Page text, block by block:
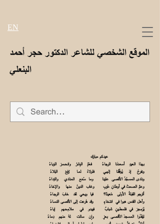
الموقع الشخصي للشاعر الدكتور حجر أحمد
البنعلي
EN
بهذا العيدِ أسعـدَنا الرجاءُ فعَمَّ البِشرُ وانحـسرَ الوَباءُ
ونفرحُ إذ يُوفّقُنا إلهـي فلولاهُ لمـا رُفِعَ البَلاءُ
ونادى المسجُدُ الأقصى علينا وما سُمَع المنادي والنِداءُ
وعمَّ الصمتُ في أوطانِ عُربِ وغاب الدينُ منها والإخاءُ
أترجو القبلةُ الأولى مُعيـنًا؟ فيا ويحي لقد خابَ الرجـاءُ
وأهل القدس هبوا في انتـخاءٍ وقد هُرعت إلى الأقصى النسـاءُ
يُزمجرَ في فلسطـينٍ شبابٌ فيبدو في ملامِحهم إباءُ
ليَفْدُوا المسجدَ الأقصـى بعزٍ وإن سالت لهُ منهم دِماءُ